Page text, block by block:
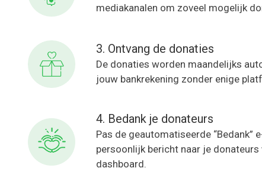
mediakanalen om zoveel mogelijk
3. Ontvang de donaties
De donaties worden maandelijks
jouw bankrekening zonder enige
4. Bedank je donateurs
Pas de geautomatiseerde “Bedank”
persoonlijk bericht naar je donateurs
dashboard.